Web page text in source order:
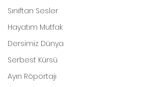
Sınıftan Sesler
Hayatım Mutfak
Dersimiz Dünya
Serbest Kürsü
Ayın Röportajı